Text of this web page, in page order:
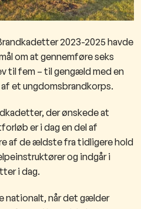
2023-2025 havde
om at gennemføre seks
til fem – til gengæld med en
et ungdomsbrandkorps.
der ønskede at
er i dag en del af
af de ældste fra tidligere hold
og indgår i
i dag.
nationalt, når det gælder